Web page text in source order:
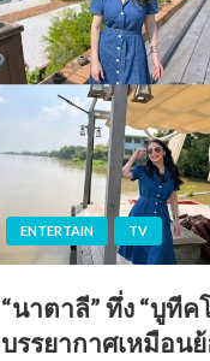
ENTERTAIN TV
“นาตาลี” ทึ่ง “บูทีค
บรรยากาศเหมือน